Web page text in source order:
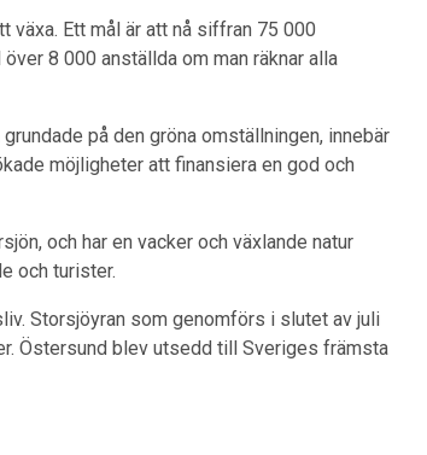
växa. Ett mål är att nå siffran 75 000
8 000 anställda om man räknar alla
på den gröna omställningen, innebär
möjligheter att finansiera en god och
och har en vacker och växlande natur
och turister.
Storsjöyran som genomförs i slutet av juli
Östersund blev utsedd till Sveriges främsta